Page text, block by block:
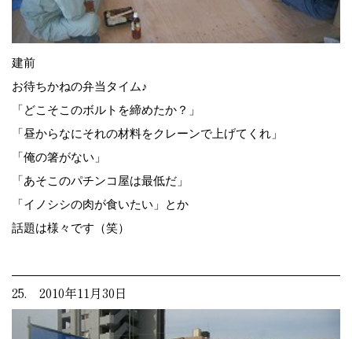
建前
お待ちかねの弁当タイム♪
「どこそこのボルトを締めたか？」
「昼からなにそれの材料をクレーンで上げてくれ」
「俺の箸がない」
「あそこのパチンコ屋は最低だ」
「イノシシの肉が食いたい」とか
話題は様々です（笑）
25. 2010年11月30日